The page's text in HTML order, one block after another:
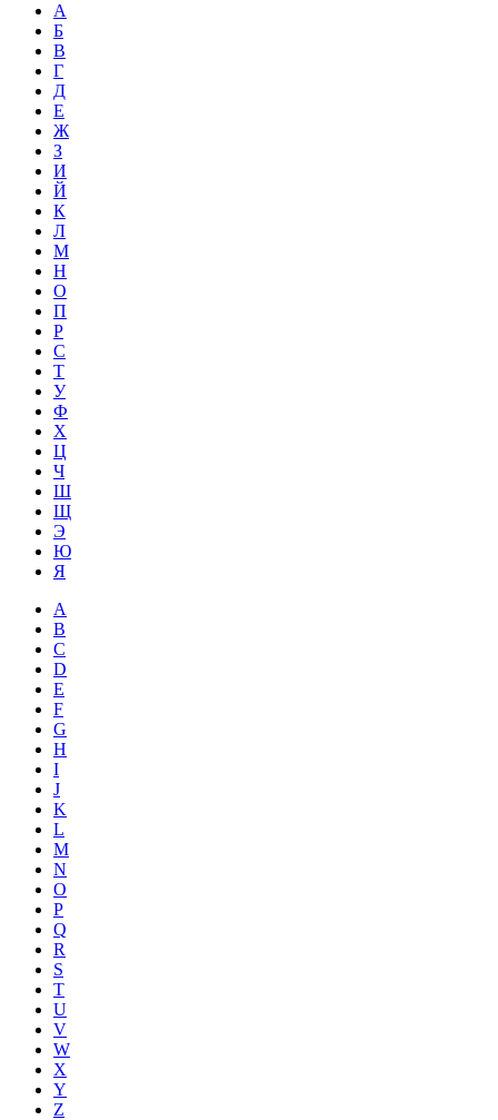
А
Б
В
Г
Д
Е
Ж
З
И
Й
К
Л
М
Н
О
П
Р
С
Т
У
Ф
Х
Ц
Ч
Ш
Щ
Э
Ю
Я
A
B
C
D
E
F
G
H
I
J
K
L
M
N
O
P
Q
R
S
T
U
V
W
X
Y
Z